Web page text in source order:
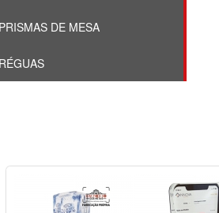
PRISMAS DE MESA
RÉGUAS